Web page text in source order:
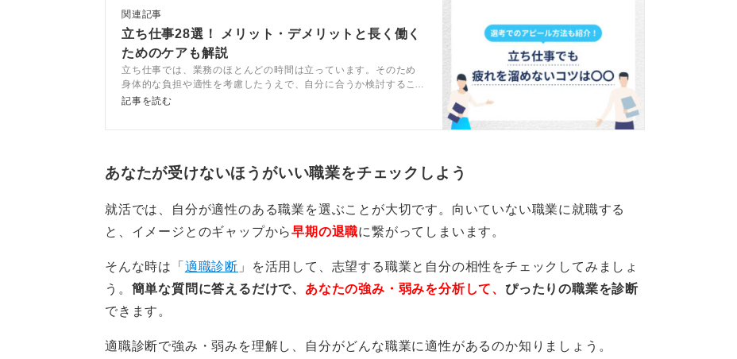
仕事への興味で変わる！ 自分に合うか見極めよう
いずれにしても、長時間立ち続ける仕事は、足や腰に大きな負担がかかることは
間違いありません。
そのため、日々のストレッチや適度な運動といった形で、身体のメンテナンスを
味を持ち、やりがいを感じられるのであれば、身体的にきついと感じる立ち仕事
であっても、それほど苦には感じないこともあります。
単に「立ちっぱなしだからきつい」と判断するのではなく、「その仕事内容自体
に興味が持てるかどうか」という点を併せて考えてみることが大切です。
事であっても、精神的にきつく感じてしまうかもしれません。興味関心と仕事内
関連記事
立ち仕事28選！ メリット・デメリットと長く働く
ためのケアも解説
立ち仕事では、業務のほとんどの時間は立っています。そのため
身体的な負担や適性を考慮したうえで、自分に合うか検討するこ
とが大切です。この記事ではキャリアコンサルタントとともに、
記事を読む
あなたが受けないほうがいい職業をチェックしよう
就活では、自分が適性のある職業を選ぶことが大切です。向いていない職業に就職する
と、イメージとのギャップから早期の退職に繋がってしまいます。
そんな時は「 適職診断 」を活用して、志望する職業と自分の相性をチェックしてみましょ
う。 簡単な質問に答えるだけで、 あなたの強み・弱みを分析して、 ぴったりの職業を診断
できます。
適職診断で強み・弱みを理解し、自分がどんな職業に適性があるのか知りましょう。